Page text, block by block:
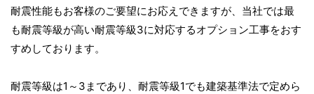
耐震性能もお客様のご要望にお応えできますが、当社では最
も耐震等級が高い耐震等級3に対応するオプション工事をおす
すめしております。
耐震等級は1～3まであり、耐震等級1でも建築基準法で定めら